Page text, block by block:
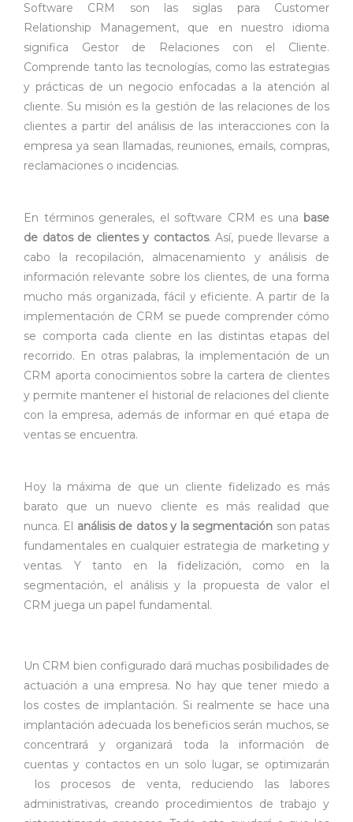
Software CRM son las siglas para Customer
Relationship Management, que en nuestro idioma
significa Gestor de Relaciones con el Cliente.
Comprende tanto las tecnologías, como las estrategias
y prácticas de un negocio enfocadas a la atención al
cliente. Su misión es la gestión de las relaciones de los
clientes a partir del análisis de las interacciones con la
empresa ya sean llamadas, reuniones, emails, compras,
reclamaciones o incidencias.
En términos generales, el software CRM es una base
de datos de clientes y contactos. Así, puede llevarse a
cabo la recopilación, almacenamiento y análisis de
información relevante sobre los clientes, de una forma
mucho más organizada, fácil y eficiente. A partir de la
implementación de CRM se puede comprender cómo
se comporta cada cliente en las distintas etapas del
recorrido. En otras palabras, la implementación de un
CRM aporta conocimientos sobre la cartera de clientes
y permite mantener el historial de relaciones del cliente
con la empresa, además de informar en qué etapa de
ventas se encuentra.
Hoy la máxima de que un cliente fidelizado es más
barato que un nuevo cliente es más realidad que
nunca. El análisis de datos y la segmentación son patas
fundamentales en cualquier estrategia de marketing y
ventas. Y tanto en la fidelización, como en la
segmentación, el análisis y la propuesta de valor el
CRM juega un papel fundamental.
Un CRM bien configurado dará muchas posibilidades de
actuación a una empresa. No hay que tener miedo a
los costes de implantación. Si realmente se hace una
implantación adecuada los beneficios serán muchos, se
concentrará y organizará toda la información de
cuentas y contactos en un solo lugar, se optimizarán
los procesos de venta, reduciendo las labores
administrativas, creando procedimientos de trabajo y